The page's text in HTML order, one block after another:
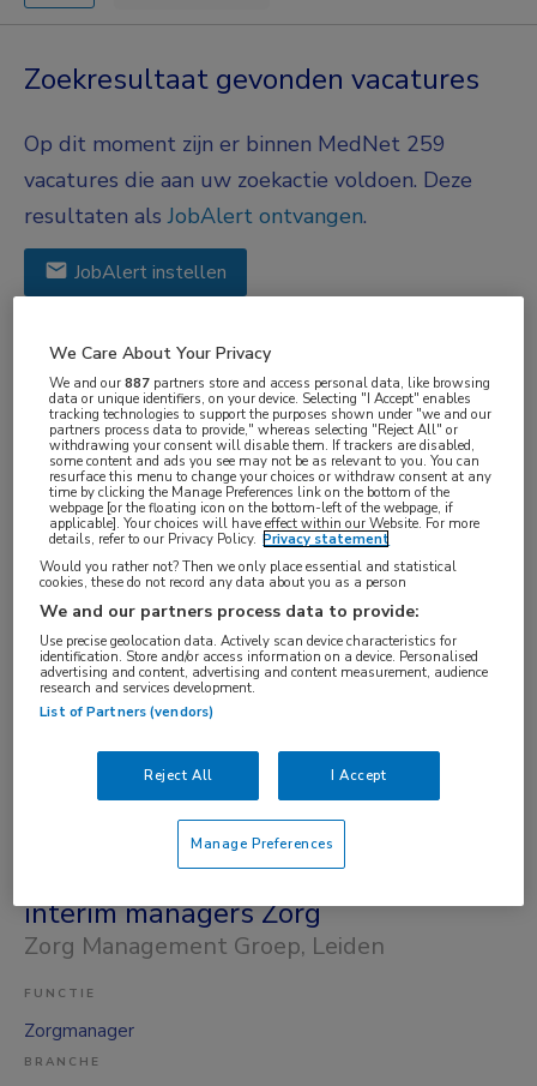
Zoekresultaat gevonden vacatures
Op dit moment zijn er binnen MedNet 259
vacatures die aan uw zoekactie voldoen. Deze
resultaten alsJobAlert ontvangen.
JobAlert instellen
We hebben259vacatures voor je gevonden
30-06-2026
Teamhoofd Maag-Darm-
Levercentrum
St.Antonius Ziekenhuis, Nieuwegein
FUNCTIE
Teammanager
BRANCHE
Ziekenhuis
OPLEIDINGSNIVEAU
DIENSTVERBAND
Niet nader bepaald
interim managers Zorg
Zorg Management Groep, Leiden
FUNCTIE
Zorgmanager
BRANCHE
We Care About Your Privacy
We and our887 partners store and access personal data, like browsing
data or unique identifiers, on your device. Selecting "I Accept" enables
tracking technologies to support the purposes shown under "we and our
partners process data to provide," whereas selecting "Reject All" or
withdrawing your consent will disable them. If trackers are disabled,
some content and ads you see may not be as relevant to you. You can
resurface this menu to change your choices or withdraw consent at any
time by clicking the Manage Preferences link on the bottom of the
webpage [or the floating icon on the bottom-left of the webpage, if
applicable]. Your choices will have effect within our Website. For more
details, refer to our Privacy Policy. Privacy statement
Would you rather not? Then we only place essential and statistical
cookies, these do not record any data about you as a person
We and our partners process data to provide:
Use precise geolocation data. Actively scan device characteristics for
identification. Store and/or access information on a device. Personalised
advertising and content, advertising and content measurement, audience
research and services development.
List of Partners (vendors)
Reject All I Accept
Manage Preferences